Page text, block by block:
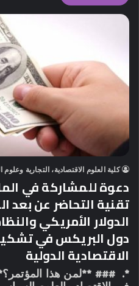
كلية العلوم الاقتصادية، التجارية وعلوم
دعوة للمشاركة في
تقنية التحاضر عن
الدولار الأمريكي
دول البريكس في
الاقتصادية الدولية
*. ### **لمن هذا